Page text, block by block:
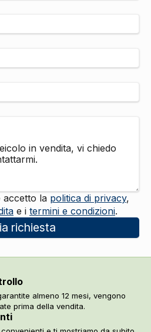
accetto la politica di privacy,
e i termini e condizioni.
richiesta
almeno 12 mesi, vengono
prima della vendita.